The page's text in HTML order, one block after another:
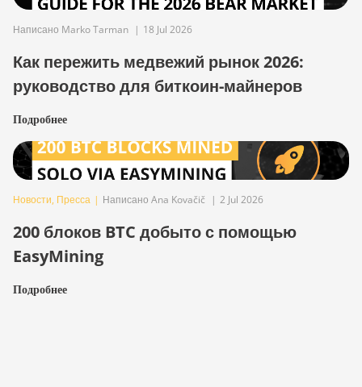
Написано Marko Tarman | 18 Jul 2026
Как пережить медвежий рынок 2026:
руководство для биткоин-майнеров
Подробнее
Новости, Пресса | Написано Ana Kovačič | 2 Jul 2026
200 блоков BTC добыто с помощью
EasyMining
Подробнее